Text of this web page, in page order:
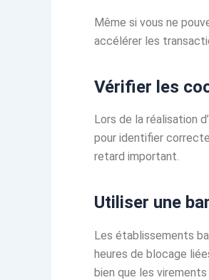
Même si vous ne
accélérer les
Vérifier les
Lors de la réalisation
pour identifier
retard important.
Utiliser une
Les établissements
heures de blocage
bien que les